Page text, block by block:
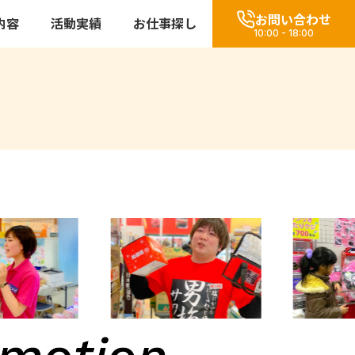
容 活動実績 お仕事探し お問い合わせ
10:00 - 18:00